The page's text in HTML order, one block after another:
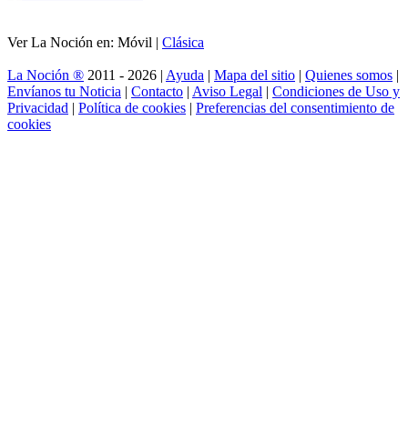
Ver La Noción en: Móvil | Clásica
La Noción ® 2011 - 2026 | Ayuda | Mapa del sitio | Quienes somos |
Envíanos tu Noticia | Contacto | Aviso Legal | Condiciones de Uso y
Privacidad | Política de cookies | Preferencias del consentimiento de
cookies